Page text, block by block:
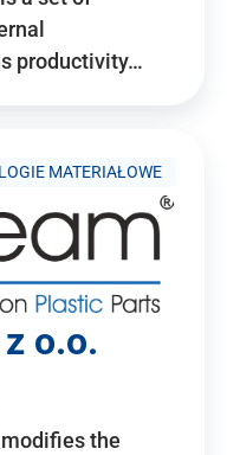
productivity…
MATERIAŁOWE
o.o.
the